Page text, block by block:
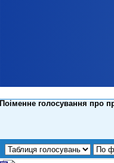
Поіменне голосування про